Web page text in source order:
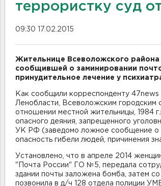
террористку суд
09:30 17.02.2015
Жительнице Всеволожского района
сообщившей о заминировании
принудительное лечение у
Как сообщили корреспонденту
Ленобласти, Всеволожским городским
отношении местной жительницы, 1984
опасного деяния, запрещенного
УК РФ (заведомо ложное сообщение о
опасность гибели людей, причинения
Установлено, что в апреле 2014
"Почта России" ГО №5, передала
здании почты заложена бомба, затем
позвонила в д/ч 128 отдела полиции